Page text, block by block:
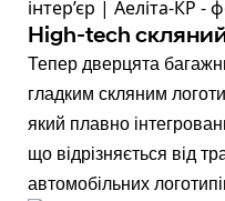
High-tech
Тепер дверцята
гладким скляним
який плавно
що відрізняється від
автомобільних